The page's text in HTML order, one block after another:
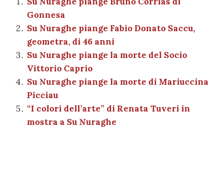
o
o
k
p
p
m
l di
vi
di
Gonnesa
Su Nuraghe piange Fabio Donato Saccu,
geometra, di 46 anni
Su Nuraghe piange la morte del Socio
Vittorio Caprio
Su Nuraghe piange la morte di Mariuccina
Picciau
“I colori dell’arte” di Renata Tuveri in
mostra a Su Nuraghe